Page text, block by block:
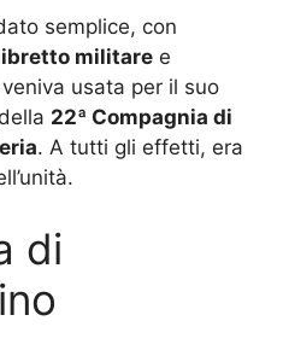
semplice, con
militare e
usata per il suo
22ª Compagnia di
. A tutti gli effetti, era
di